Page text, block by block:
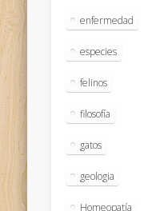
enfermedad
especies
felinos
filosofía
gatos
geologia
Homeopatía